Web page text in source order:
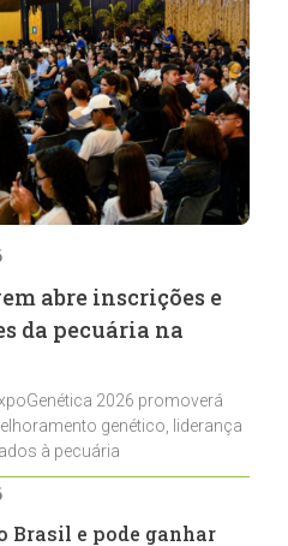
abre inscrições e
da pecuária na
2026 promoverá
genético, liderança
à pecuária
Brasil e pode ganhar